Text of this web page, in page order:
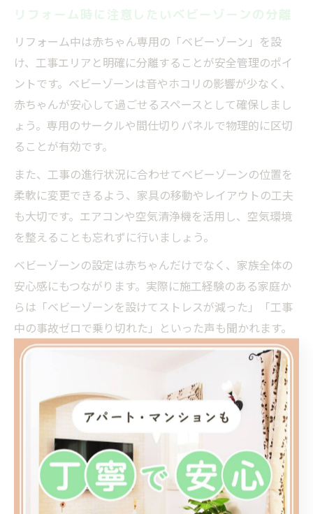
リフォーム時に注意したいベビーゾーンの分離
リフォーム中は赤ちゃん専用の「ベビーゾーン」を設
け、工事エリアと明確に分離することが安全管理のポイ
ントです。ベビーゾーンは音やホコリの影響が少なく、
赤ちゃんが安心して過ごせるスペースとして確保しまし
ょう。専用のサークルや間仕切りパネルで物理的に区切
ることが有効です。
また、工事の進行状況に合わせてベビーゾーンの位置を
柔軟に変更できるよう、家具の移動やレイアウトの工夫
も大切です。エアコンや空気清浄機を活用し、空気環境
を整えることも忘れずに行いましょう。
ベビーゾーンの設定は赤ちゃんだけでなく、家族全体の
安心感にもつながります。実際に施工経験のある家庭か
らは「ベビーゾーンを設けてストレスが減った」「工事
中の事故ゼロで乗り切れた」といった声も聞かれます。
赤ちゃんの在宅時間を考慮した工事スケジュー
赤ちゃんが在宅している時間帯を避けて工事を進めるこ
とで、騒音やストレスの軽減が図れます。例えば、午前
中や昼寝の時間を避けて作業を行うよう業者と調整する
のが効果的です。可能であれば、リフォーム期間中に一
部屋だけでも使える「避難部屋」を確保しておくと安心